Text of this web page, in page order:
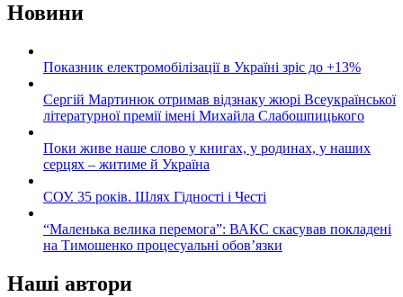
Новини
Показник електромобілізації в Україні зріс до +13%
Сергій Мартинюк отримав відзнаку жюрі Всеукраїнської
літературної премії імені Михайла Слабошпицького
Поки живе наше слово у книгах, у родинах, у наших
серцях – житиме й Україна
СОУ. 35 років. Шлях Гідності і Честі
“Маленька велика перемога”: ВАКС скасував покладені
на Тимошенко процесуальні обов’язки
Наші автори